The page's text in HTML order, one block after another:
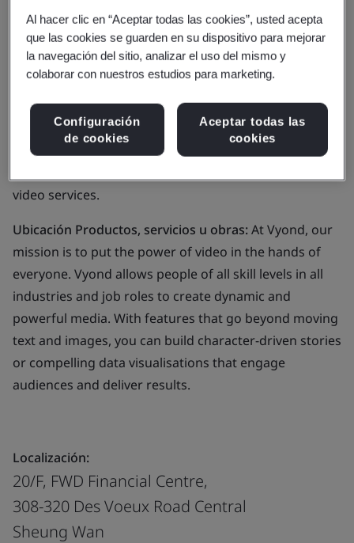
GoAnimate Hong Kong
Limited
video services.
Ubicación Productos, servicios u obras:At Vyond, our
mission is to put the power of video in the hands of
everyone. Vyond allows people of all skill levels in all
industries and job roles to create dynamic and
powerful media. With features that go beyond moving
text and images, you can build character-driven stories
or compelling data visualisations that engage
audiences and deliver results.
Localización:
20/F, FWD Financial Centre,
308-320 Des Voeux Road Central
Sheung Wan
Al hacer clic en “Aceptar todas las cookies”, usted acepta
que las cookies se guarden en su dispositivo para mejorar
la navegación del sitio, analizar el uso del mismo y
colaborar con nuestros estudios para marketing.
Configuración
de cookies
Aceptar todas las
cookies